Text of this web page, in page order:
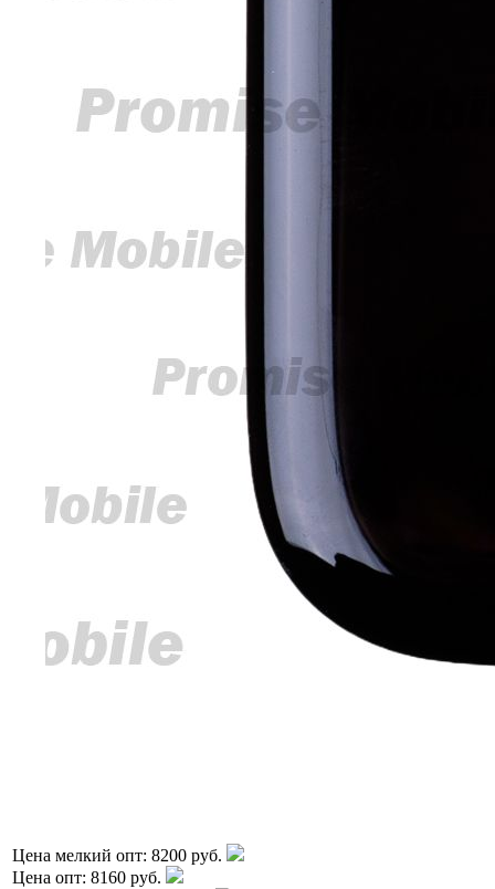
Цена мелкий опт: 8200 руб.
Цена опт: 8160 руб.